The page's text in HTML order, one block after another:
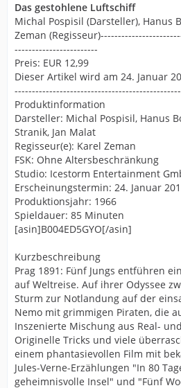
Das gestohlene Luftschiff
Michal Pospisil (Darsteller), Hanus
Zeman
------------------------
Preis: EUR 12,99
Dieser Artikel wird am 24. Januar
Produktinformation
Darsteller: Michal Pospisil, Hanus
Stranik, Jan Malat
Regisseur(e): Karel Zeman
FSK: Ohne Altersbeschränkung
Studio: Icestorm Entertainment
Erscheinungstermin: 24. Januar
Produktionsjahr: 1966
Spieldauer: 85 Minuten
[asin]B004ED5GYO[/asin]
Kurzbeschreibung
Prag 1891: Fünf Jungs entführen
auf Weltreise. Auf ihrer Odyssee
Sturm zur Notlandung auf der
Nemo mit grimmigen Piraten, die
Inszenierte Mischung aus Real-
Originelle Tricks und viele
einem phantasievollen Film mit
Jules-Verne-Erzählungen "In 80
geheimnisvolle Insel" und "Fünf